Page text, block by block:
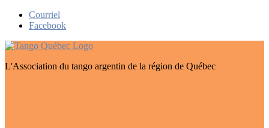
Skip
Courriel
Facebook
L'Association du tango argentin de la région de Québec